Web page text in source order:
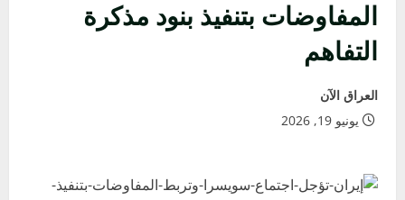
المفاوضات بتنفيذ بنود مذكرة
التفاهم
العراق الآن
يونيو 19, 2026